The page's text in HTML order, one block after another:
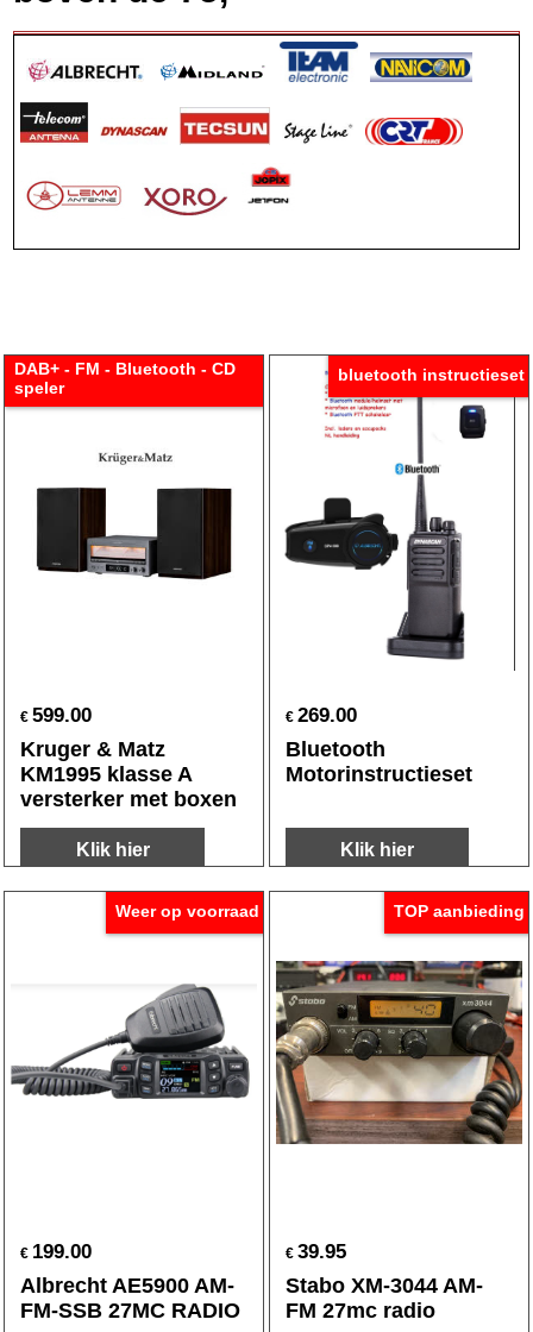
DAB+ - FM - Bluetooth - CD
speler
€ 599.00
Kruger & Matz
KM1995 klasse A
versterker met boxen
Klik hier
bluetooth instructieset
€ 269.00
Bluetooth
Motorinstructieset
Klik hier
Weer op voorraad
€ 199.00
Albrecht AE5900 AM-
FM-SSB 27MC RADIO
TOP aanbieding
€ 39.95
Stabo XM-3044 AM-
FM 27mc radio